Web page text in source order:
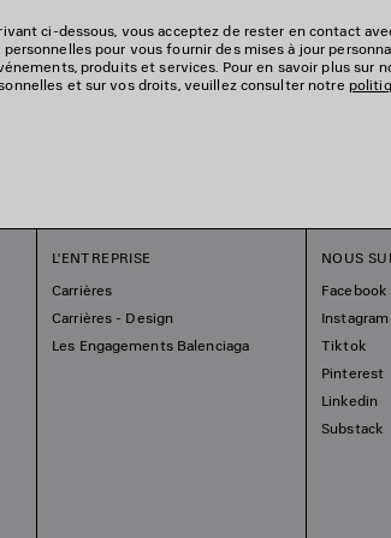
ci-dessous, vous acceptez de rester en contact
pour vous fournir des mises à jour
produits et services. Pour en savoir plus sur
et sur vos droits, veuillez consulter notre
L'ENTREPRISE
Carrières
Carrières - Design
Les Engagements Balenciaga
NOUS
Facebook
Instagram
Tiktok
Pinterest
Linkedin
Substack